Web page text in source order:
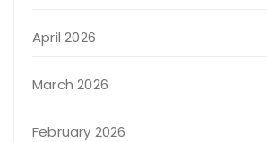
April 2026
March 2026
February 2026